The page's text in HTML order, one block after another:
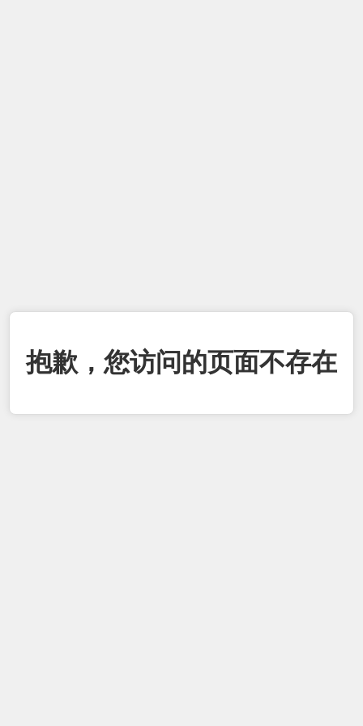
抱歉，您访问的页面不存在